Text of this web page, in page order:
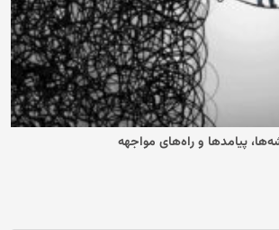
پیامدها و راه‌های مواجهه